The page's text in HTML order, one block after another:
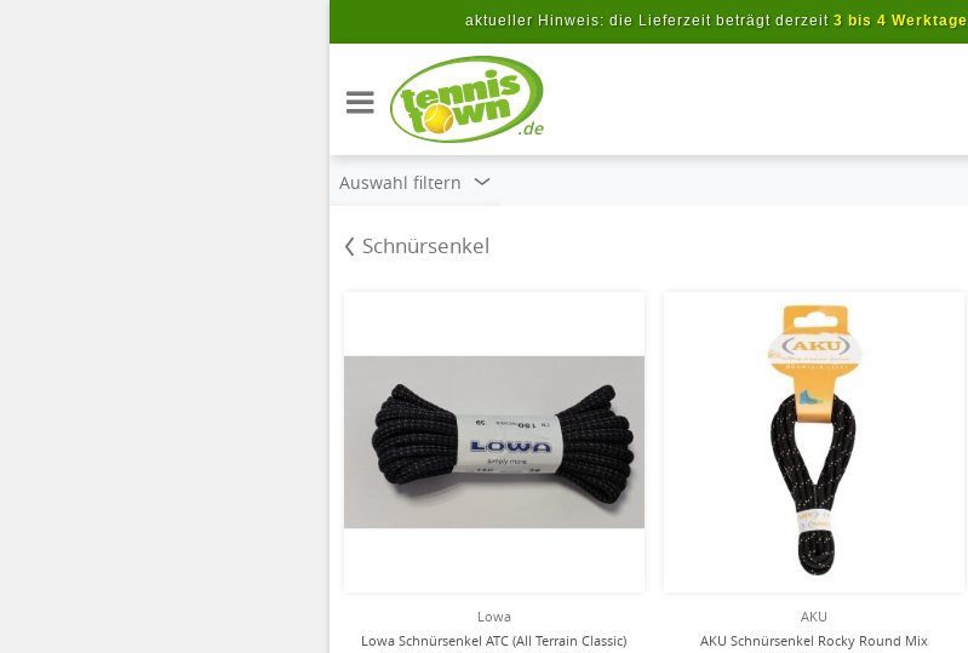
aktueller Hinweis: die Lieferzeit beträgt derzeit 3 bis 4 Werktage
.de
Auswahl filtern
Schnürsenkel
Lowa
Lowa Schnürsenkel ATC (All Terrain Classic)
AKU
AKU Schnürsenkel Rocky Round Mix